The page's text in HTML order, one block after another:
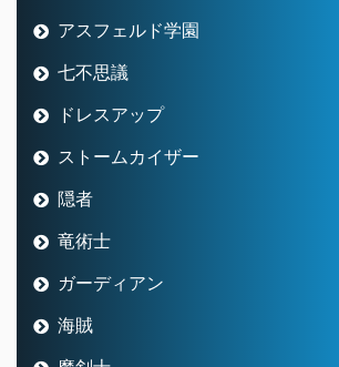
アスフェルド学園
七不思議
ドレスアップ
ストームカイザー
隠者
竜術士
ガーディアン
海賊